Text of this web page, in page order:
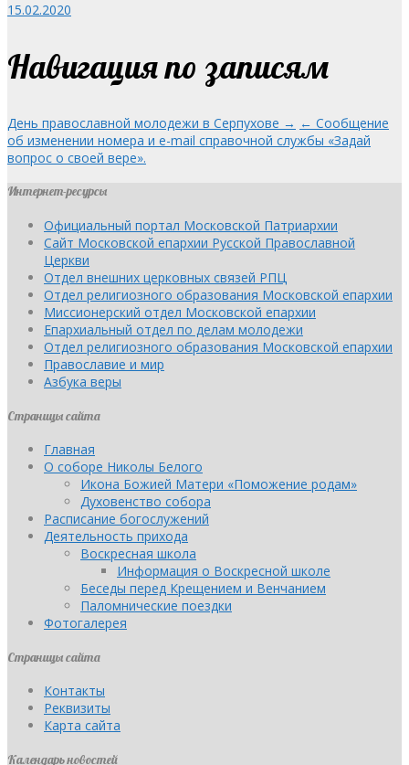
15.02.2020
Навигация по записям
День православной молодежи в Серпухове → ← Сообщение
об изменении номера и e-mail справочной службы «Задай
вопрос о своей вере».
Интернет-ресурсы
Официальный портал Московской Патриархии
Сайт Московской епархии Русской Православной
Церкви
Отдел внешних церковных связей РПЦ
Отдел религиозного образования Московской епархии
Миссионерский отдел Московской епархии
Епархиальный отдел по делам молодежи
Отдел религиозного образования Московской епархии
Православие и мир
Азбука веры
Страницы сайта
Главная
О соборе Николы Белого
Икона Божией Матери «Поможение родам»
Духовенство собора
Расписание богослужений
Деятельность прихода
Воскресная школа
Информация о Воскресной школе
Беседы перед Крещением и Венчанием
Паломнические поездки
Фотогалерея
Страницы сайта
Контакты
Реквизиты
Карта сайта
Календарь новостей